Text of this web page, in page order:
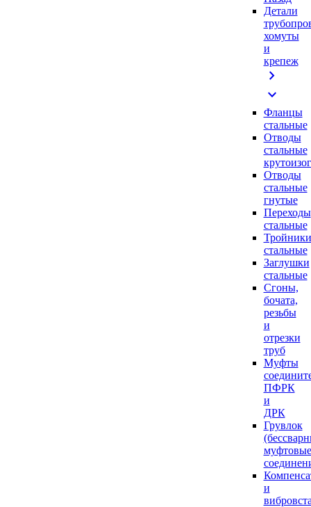
Детали
хомуты
и
крепеж
chevron_right
expand_more
Фланцы
стальные
Отводы
стальные
Отводы
стальные
гнутые
Переходы
стальные
Тройники
стальные
Заглушки
стальные
Сгоны,
бочата,
резьбы
и
отрезки
труб
Муфты
ПФРК
и
ДРК
Грувлок
муфтовые
и